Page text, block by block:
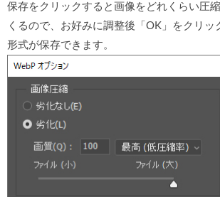
保存をクリックすると画像をどれくらい圧
くるので、お好みに調整後「OK」をクリッ
形式が保存できます。